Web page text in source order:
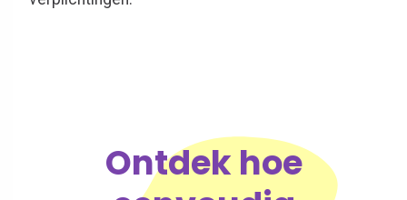
Ontdek hoe